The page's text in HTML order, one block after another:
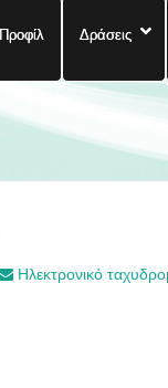
Προφίλ Δράσεις
Ηλεκτρονικό